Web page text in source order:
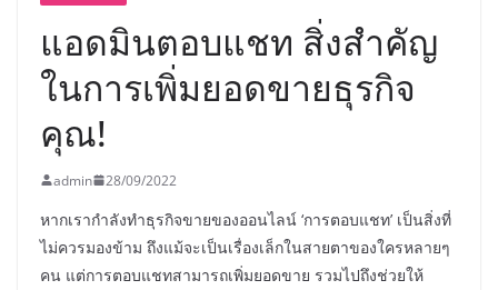
แอดมินตอบแชท สิ่งสำคัญ
ในการเพิ่มยอดขายธุรกิจ
คุณ!
admin 28/09/2022
หากเรากำลังทำธุรกิจขายของออนไลน์ ‘การตอบแชท’ เป็นสิ่งที่
ไม่ควรมองข้าม ถึงแม้จะเป็นเรื่องเล็กในสายตาของใครหลายๆ
คน แต่การตอบแชทสามารถเพิ่มยอดขาย รวมไปถึงช่วยให้